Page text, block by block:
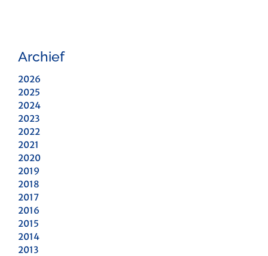
Archief
2026
2025
2024
2023
2022
2021
2020
2019
2018
2017
2016
2015
2014
2013